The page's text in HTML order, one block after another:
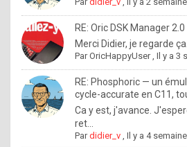
l
e
x
.
I
f
y
RE: Oric DSK Manager 2.0
Merci Didier, je regarde ça.
ParOricHappyUser,Il y a 3
RE: Phosphoric — un
cycle-accurate en C11,
Ca y est, j'avance.
ret...
Pardidier_v ,Il y a 4